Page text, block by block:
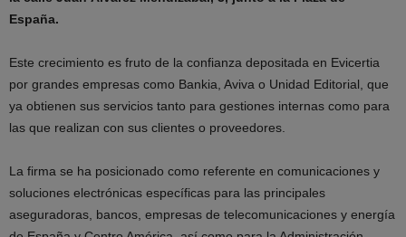
España.
Este crecimiento es fruto de la confianza depositada en Evicertia
por grandes empresas como Bankia, Aviva o Unidad Editorial, que
ya obtienen sus servicios tanto para gestiones internas como para
las que realizan con sus clientes o proveedores.
La firma se ha posicionado como referente en comunicaciones y
soluciones electrónicas específicas para las principales
aseguradoras, bancos, empresas de telecomunicaciones y energía